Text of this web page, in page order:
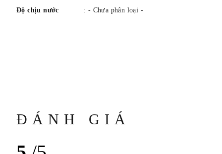
Độ chịu nước : - Chưa phân loại -
ĐÁNH GIÁ